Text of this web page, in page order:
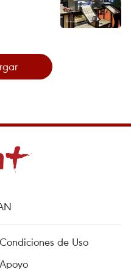
Condiciones de Uso
Apoyo